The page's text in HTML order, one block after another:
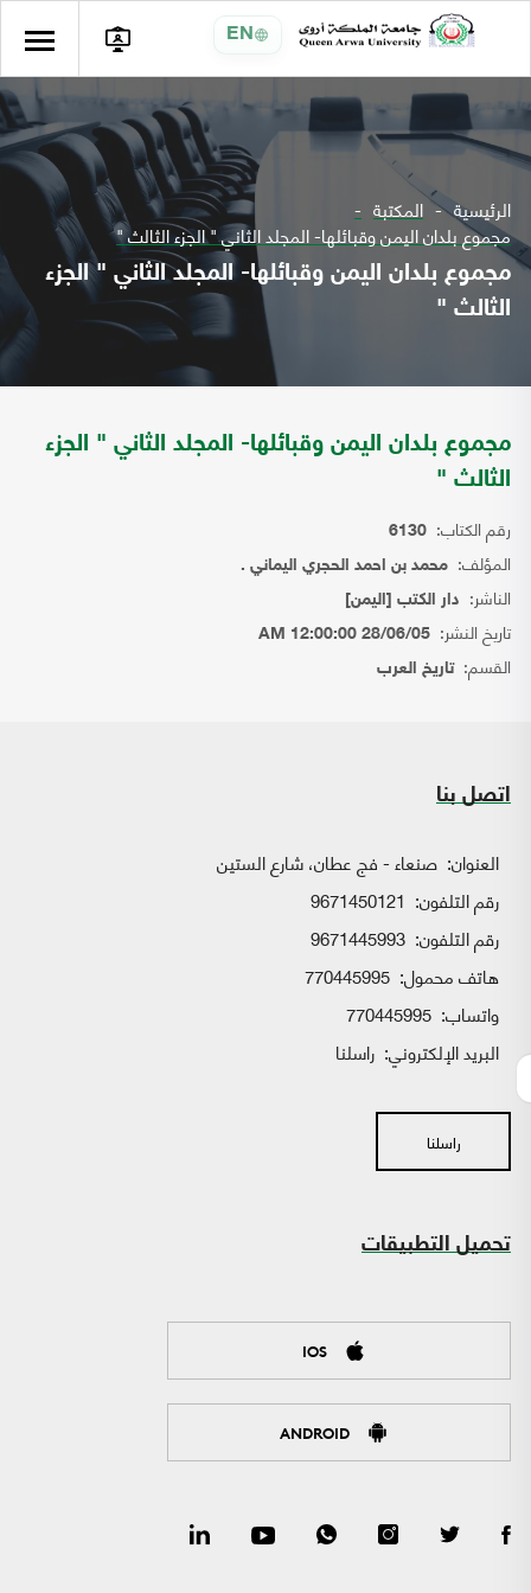
EN
الرئيسية المكتبة
مجموع بلدان اليمن وقبائلها- المجلد الثاني " الجزء الثالث "
مجموع بلدان اليمن وقبائلها- المجلد الثاني " الجزء
الثالث "
مجموع بلدان اليمن وقبائلها- المجلد الثاني " الجزء
الثالث "
رقم الكتاب: 6130
المؤلف: محمد بن احمد الحجري اليماني .
الناشر: دار الكتب [اليمن]
تاريخ النشر: 28/06/05 12:00:00 AM
القسم:تاريخ العرب
اتصل بنا
العنوان: صنعاء - فج عطان، شارع الستين
رقم التلفون: 9671450121
رقم التلفون: 9671445993
هاتف محمول: 770445995
واتساب:
البريد الإلكتروني: راسلنا
راسلنا
تحميل التطبيقات
IOS
ANDROID